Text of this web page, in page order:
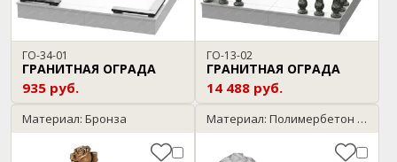
ГО-34-01
ГРАНИТНАЯ ОГРАДА
935 руб.
ГО-13-02
ГРАНИТНАЯ ОГРАДА
14 488 руб.
Материал: Бронза Материал: Полимербетон / мрамор